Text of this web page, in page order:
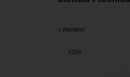
< Revenir